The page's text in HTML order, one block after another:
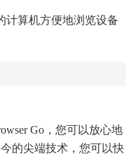
计算机方便地浏览设备
Go，您可以放心地
的尖端技术，您可以快